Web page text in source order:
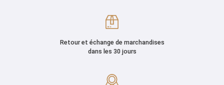
Retour et échange de marchandises
dans les 30 jours